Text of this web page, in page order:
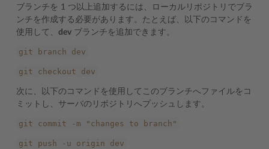
ブランチを 1 つ以上追加するには、ローカルリポジトリでブラ
ンチを作成する必要があります。たとえば、以下のコマンドを
使用して、 dev ブランチを追加できます。
git branch dev
git checkout dev
次に、以下のコマンドを使用してこのブランチへファイルをコ
ミットし、サーバのリポジトリへプッシュします。
git commit -m "changes to branch"
git push -u origin dev